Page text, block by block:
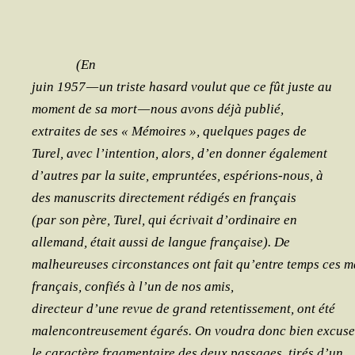
(En
juin 1957 — un triste hasard vou­lut que ce fût juste au
moment de sa mort — nous avons déjà publié,
extraites de ses « Mémoires », quelques pages de
Turel, avec l’intention, alors, d’en don­ner également
d’autres par la suite, emprun­tées, espé­rions-nous, à
des manus­crits direc­te­ment rédi­gés en français
(par son père, Turel, qui écri­vait d’ordinaire en
alle­mand, était aus­si de langue fran­çaise). De
mal­heu­reuses cir­cons­tances ont fait qu’entre temps ces
fran­çais, confiés à l’un de nos amis,
direc­teur d’une revue de grand reten­tis­se­ment, ont été
mal­en­con­treu­se­ment éga­rés. On vou­dra donc bien